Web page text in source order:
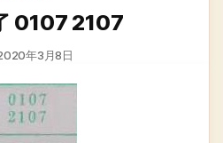
0107 2107
年3月8日